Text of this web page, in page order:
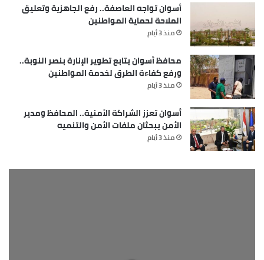
أسوان تواجه العاصفة.. رفع الجاهزية وتعليق
الملاحة لحماية المواطنين
منذ 3 أيام
محافظ أسوان يتابع تطوير الإنارة بنصر النوبة..
ورفع كفاءة الطرق لخدمة المواطنين
منذ 3 أيام
أسوان تعزز الشراكة الأمنية.. المحافظ ومدير
الأمن يبحثان ملفات الأمن والتنميه
منذ 3 أيام